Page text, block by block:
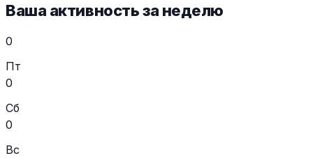
Ваша активность за неделю
0
Пт
0
Сб
0
Вс